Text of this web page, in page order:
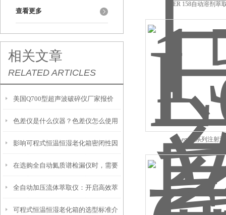
查看更多
相关文章
RELATED ARTICLES
美国Q700型超声波破碎仪厂家报价
色差仪是什么仪器？色差仪怎么使用
影响可程式恒温恒湿老化箱密闭性因
素有哪些
在选购全自动氦质谱检漏仪时，需要
考虑以下因素
全自动加压流体萃取仪：开启高效萃
取新时代
可程式恒温恒湿老化箱的选型标准介
SER 158自动溶剂萃
Legacy系列注射泵